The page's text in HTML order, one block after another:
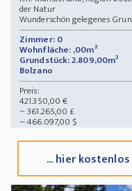
der Natur
Wunderschön gelegenes
Zimmer: 0
Wohnfläche: ,00m²
Grundstück: 2.809,00m²
Bolzano
Preis:
421.350,00 €
~ 361.265,00 £
~ 466.097,00 $
... hier